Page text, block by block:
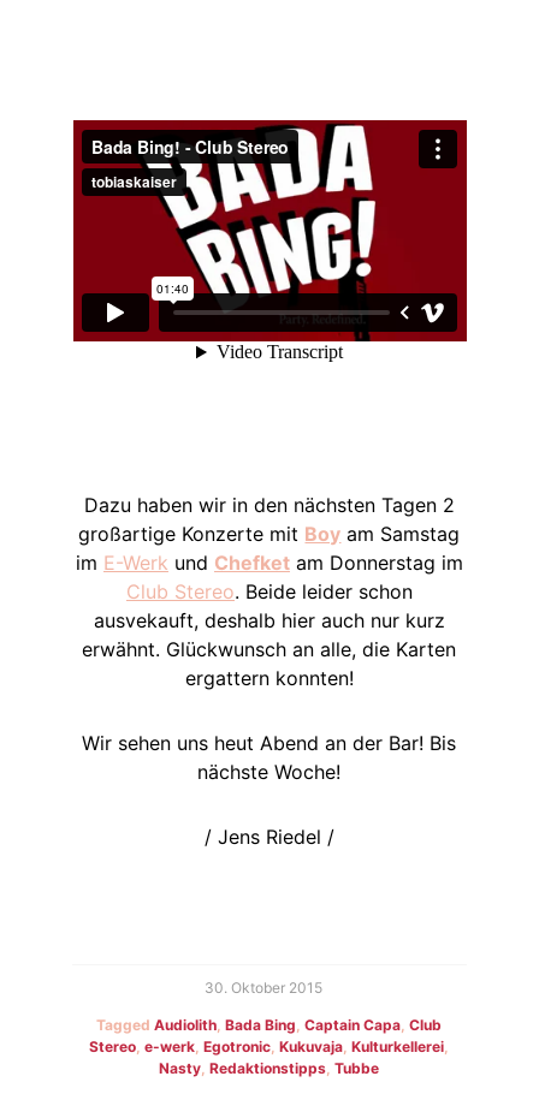
Dazu haben wir in den nächsten Tagen 2
großartige Konzerte mit Boy am Samstag
im E-Werk und Chefketam Donnerstag im
Club Stereo. Beide leider schon
ausvekauft, deshalb hier auch nur kurz
erwähnt. Glückwunsch an alle, die Karten
ergattern konnten!
Wir sehen uns heut Abend an der Bar! Bis
nächste Woche!
/ Jens Riedel /
30. Oktober 2015
TaggedAudiolith ,Bada Bing ,Captain Capa ,Club
Stereo ,e-werk ,Egotronic ,Kukuvaja ,Kulturkellerei
Nasty ,Redaktionstipps ,Tubbe